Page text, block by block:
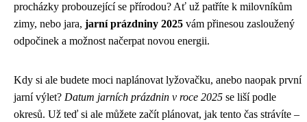
procházky probouzející se přírodou? Ať už patříte k milovníkům
zimy, nebo jara, jarní prázdniny 2025 vám přinesou zasloužený
odpočinek a možnost načerpat novou energii.
Kdy si ale budete moci naplánovat lyžovačku, anebo naopak první
jarní výlet? Datum jarních prázdnin v roce 2025 se liší podle
okresů. Už teď si ale můžete začít plánovat, jak tento čas strávíte –